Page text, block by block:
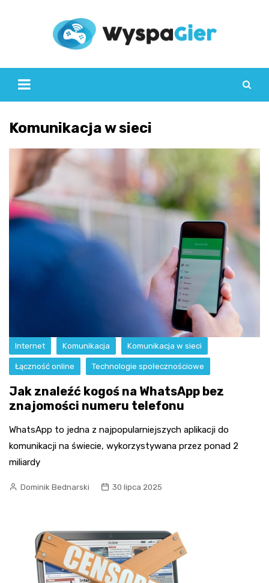
Komunikacja w sieci
Internet Komunikacja Komunikacja w sieci
Łączność online Technologie społecznościowe
Jak znaleźć kogoś na WhatsApp bez
znajomości numeru telefonu
WhatsApp to jedna z najpopularniejszych aplikacji do
komunikacji na świecie, wykorzystywana przez ponad 2
miliardy
Dominik Bednarski 30 lipca 2025